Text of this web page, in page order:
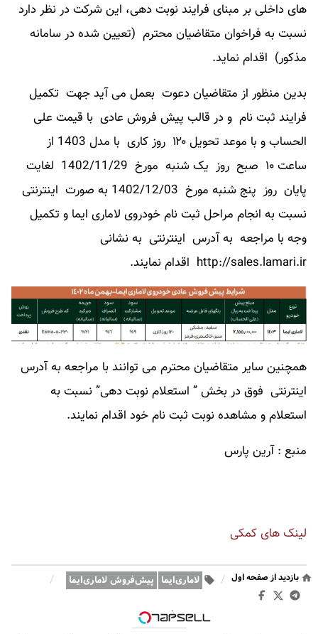
های داخلی بر مبنای فرایند نوبت دهی، این شرکت در نظر دارد
نسبت به فراخوان متقاضیان محترم (تعیین شده در سامانه
مذکور) اقدام نماید.
بدین منظور از متقاضیان دعوت بعمل می آید جهت تکمیل
فرایند ثبت نام و در قالب پیش فروش عادی با قیمت علی
الحساب و با موعد تحویل ۱۲۰ روز کاری با مدل 1403 از
ساعت ۱۰ صبح روز یک شنبه مورخ 1402/11/29 لغایت
پایان روز پنج شنبه مورخ 1402/12/03 به صورت اینترنتی
نسبت به انجام مراحل ثبت نام خودروی لاماری ایما و تکمیل
وجه با مراجعه به آدرس اینترنتی به نشانی
http://sales.lamari.ir اقدام نمایند.
همچنین سایر متقاضیان محترم می توانند با مراجعه به آدرس
اینترنتی فوق در بخش ” استعلام نوبت دهی” نسبت به
استعلام و مشاهده نوبت ثبت نام خود اقدام نمایند.
منبع : آرین پارس
لینک های کمکی
بازدید از صفحه اول / لاماری‌ایما پیش‌فروش لاماری‌ایما /
وبگردی